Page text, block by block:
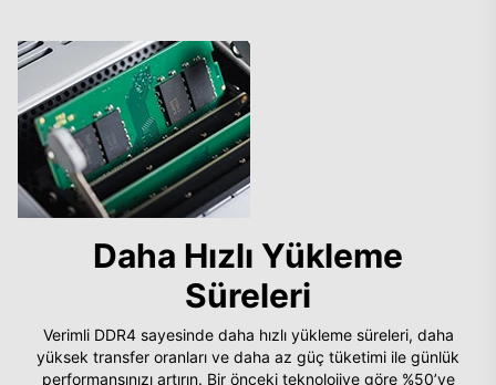
Daha Hızlı Yükleme
Süreleri
Verimli DDR4 sayesinde daha hızlı yükleme süreleri, daha
yüksek transfer oranları ve daha az güç tüketimi ile günlük
performansınızı artırın. Bir önceki teknolojiye göre %50’ye